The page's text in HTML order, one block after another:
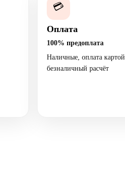
💳
Оплата
100% предоплата
Наличные, оплата картой,
безналичный расчёт